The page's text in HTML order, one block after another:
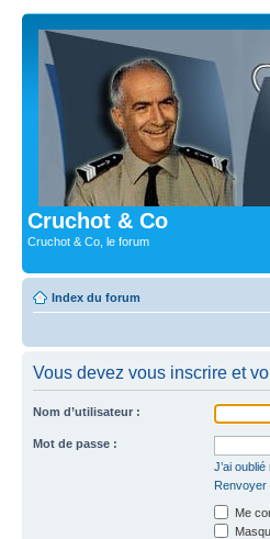
Cruchot & Co
Cruchot & Co, le forum
Index du forum
Vous devez vous inscrire et
Nom d’utilisateur :
Mot de passe :
J’ai
Renvoyer
Me